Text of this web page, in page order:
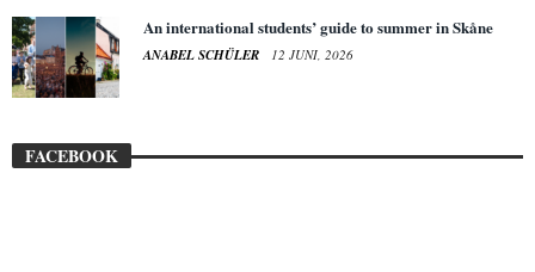
An international students’ guide to summer in Skåne
ANABEL SCHÜLER 12 JUNI, 2026
FACEBOOK